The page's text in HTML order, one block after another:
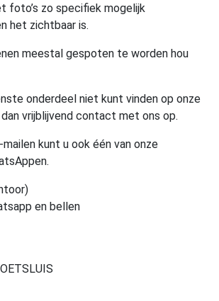
foto’s zo specifiek mogelijk
het zichtbaar is.
meestal gespoten te worden hou
onderdeel niet kunt vinden op onze
vrijblijvend contact met ons op.
kunt u ook één van onze
en bellen